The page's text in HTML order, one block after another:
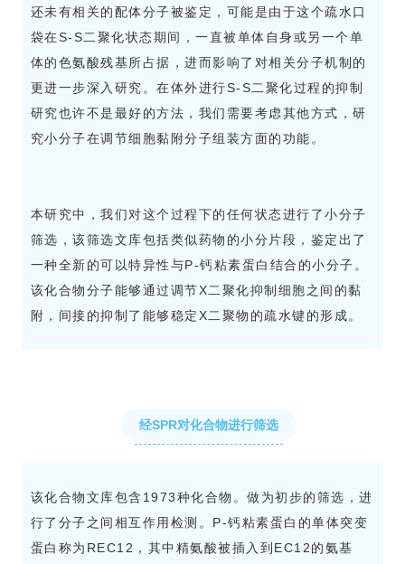
还未有相关的配体分子被鉴定，可能是由于这个疏水口
袋在S-S二聚化状态期间，一直被单体自身或另一个单
体的色氨酸残基所占据，进而影响了对相关分子机制的
更进一步深入研究。在体外进行S-S二聚化过程的抑制
研究也许不是最好的方法，我们需要考虑其他方式，研
究小分子在调节细胞黏附分子组装方面的功能。
本研究中，我们对这个过程下的任何状态进行了小分子
筛选，该筛选文库包括类似药物的小分片段，鉴定出了
一种全新的可以特异性与P-钙粘素蛋白结合的小分子。
该化合物分子能够通过调节X二聚化抑制细胞之间的黏
附，间接的抑制了能够稳定X二聚物的疏水键的形成。
经SPR对化合物进行筛选
该化合物文库包含1973种化合物。做为初步的筛选，进
行了分子之间相互作用检测。P-钙粘素蛋白的单体突变
蛋白称为REC12，其中精氨酸被插入到EC12的氨基